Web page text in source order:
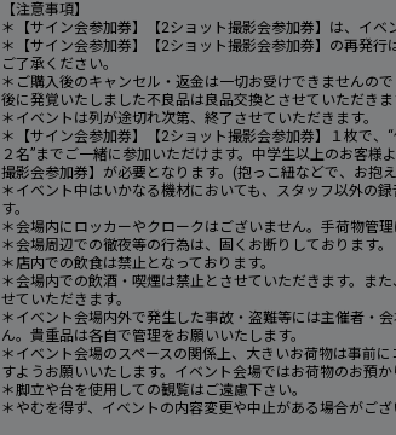
【注意事項】
＊【サイン会参加券】【2ショット撮影会参加券】は、イベ
＊【サイン会参加券】【2ショット撮影会参加券】の再発行
ご了承ください。
＊ご購入後のキャンセル・返金は一切お受けできませんの
後に発覚いたしました不良品は良品交換とさせていただきま
＊イベントは列が途切れ次第、終了させていただきます。
＊【サイン会参加券】【2ショット撮影会参加券】１枚で、
２名”までご一緒に参加いただけます。中学生以上のお客様
撮影会参加券】が必要となります。(抱っこ紐などで、お抱
＊イベント中はいかなる機材においても、スタッフ以外の
す。
＊会場内にロッカーやクロークはございません。手荷物管理
＊会場周辺での徹夜等の行為は、固くお断りしております。
＊店内での飲食は禁止となっております。
＊会場内での飲酒・喫煙は禁止とさせていただきます。ま
せていただきます。
＊イベント会場内外で発生した事故・盗難等には主催者・
ん。貴重品は各自で管理をお願いいたします。
＊イベント会場のスペースの関係上、大きいお荷物は事前
すようお願いいたします。イベント会場ではお荷物のお預か
＊脚立や台を使用しての観覧はご遠慮下さい。
＊やむを得ず、イベントの内容変更や中止がある場合がござ